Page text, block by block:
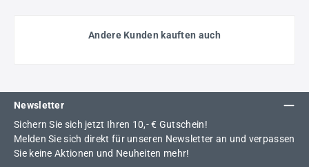
Andere Kunden kauften auch
Newsletter
Sichern Sie sich jetzt Ihren 10,- € Gutschein!
Melden Sie sich direkt für unseren Newsletter an und verpassen
Sie keine Aktionen und Neuheiten mehr!